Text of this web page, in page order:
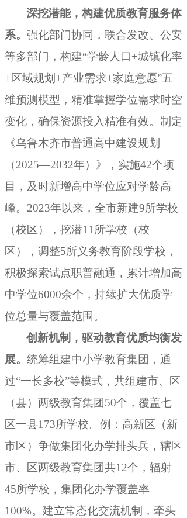
深挖潜能，构建优质教育服务体
系。 强化部门协同 ， 联合发改、公安
等多部门，构建“学龄人口+城镇化率
+区域规划+产业需求+家庭意愿”五
维预测模型 ， 精准掌握学位需求时空
变化，确保资源投入精准有效。 制定
《乌鲁木齐市普通高中建设规划
（2025—2032年）》，实施42个项
目
， 及时新增高中学位应对学龄高
峰。2023年以来 ， 全市新建9所学校
（校区），挖潜11所学校（校
区）
， 调整5所义务教育阶段学校，
积极探索试点职普融通 ， 累计增加高
中学位6000余个，持续扩大优质学
位总量与覆盖范围 。
创新机制 ，驱动教育优质均衡发
展。 统筹组建中小学教育集团 ， 通
过“一长多校”等模式，共组建市、区
（县）两级教育集团50个 ， 覆盖七
区一县173所学校。例：高新区（新
市区）争做集团化办学排头兵 ， 辖区
市、区两级教育集团共12个，辐射
45所学校 ， 集团化办学覆盖率
100%。建立常态化交流机制
， 牵头